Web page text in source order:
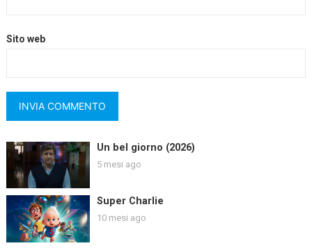
Sito web
Un bel giorno (2026)
5 mesi ago
Super Charlie
10 mesi ago